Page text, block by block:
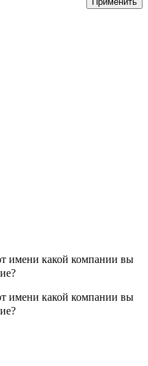
имени какой компании вы
имени какой компании вы